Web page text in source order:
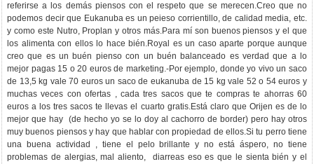
referirse a los demás piensos con el respeto que se merecen.Creo que no
podemos decir que Eukanuba es un peieso corrientillo, de calidad media, etc.
y como este Nutro, Proplan y otros más.Para mí son buenos piensos y el que
los alimenta con ellos lo hace bién.Royal es un caso aparte porque aunque
creo que es un buén pienso con un buén balanceado es verdad que a lo
mejor pagas 15 o 20 euros de marketing.-Por ejemplo, donde yo vivo un saco
de 13,5 kg vale 70 euros un saco de eukanuba de 15 kg vale 52 o 54 euros y
muchas veces con ofertas , cada tres sacos que te compras te ahorras 60
euros a los tres sacos te llevas el cuarto gratis.Está claro que Orijen es de lo
mejor que hay (de hecho yo se lo doy al cachorro de border) pero hay otros
muy buenos piensos y hay que hablar con propiedad de ellos.Si tu perro tiene
una buena actividad , tiene el pelo brillante y no está áspero, no tiene
problemas de alergias, mal aliento, diarreas eso es que le sienta bién y el